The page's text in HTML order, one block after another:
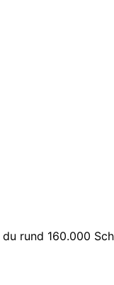
rund 160.000